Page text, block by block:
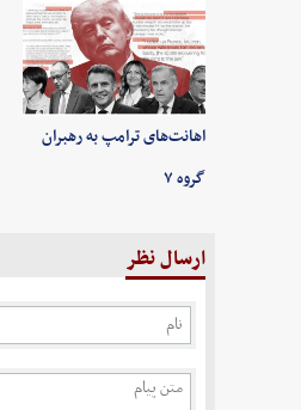
اهانت‌های ترامپ به رهبران
گروه ۷
ارسال نظر